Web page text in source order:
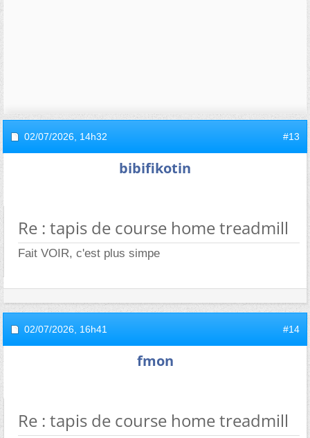
02/07/2026, 14h32 #13
bibifikotin
Re : tapis de course home treadmill
Fait VOIR, c'est plus simpe
02/07/2026, 16h41 #14
fmon
Re : tapis de course home treadmill